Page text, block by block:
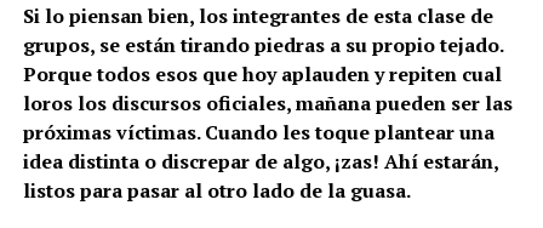
Si lo piensan bien, los integrantes de esta clase de
grupos, se están tirando piedras a su propio tejado.
Porque todos esos que hoy aplauden y repiten cual
loros los discursos oficiales, mañana pueden ser las
próximas víctimas. Cuando les toque plantear una
idea distinta o discrepar de algo, ¡zas! Ahí estarán,
listos para pasar al otro lado de la guasa.